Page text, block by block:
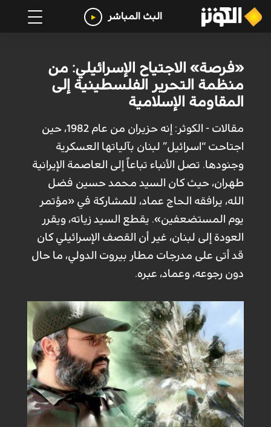
البث المباشر
«فرصة» الاجتياح الإسرائيلي: من
منظمة التحرير الفلسطينية إلى
المقاومة الإسلامية
مقالات - الكوثر: إنه حزيران من عام 1982، حين
اجتاحت “اسرائيل” لبنان بآلياتها العسكرية
وجنودها. تصل الأنباء تباعاً إلى العاصمة الإيرانية
طهران، حيث كان السيد محمد حسين فضل
الله، يرافقه الحاج عماد، للمشاركة في «مؤتمر
يوم المستضعفين». يقطع السيد زياته، ويقرر
العودة إلى لبنان، غير أن القصف الإسرائيلي كان
قد أتى على مدرجات مطار بيروت الدولي، ما حال
دون رجوعه، وعماد، عبره.